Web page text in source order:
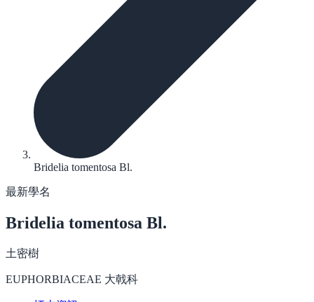
Bridelia tomentosa Bl.
最新學名
Bridelia tomentosa Bl.
土密樹
EUPHORBIACEAE 大戟科